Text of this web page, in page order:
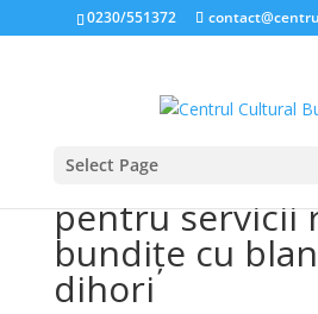
0230/551372
Select Page
Anunț achiziție
pentru servicii
bundițe cu
dihori